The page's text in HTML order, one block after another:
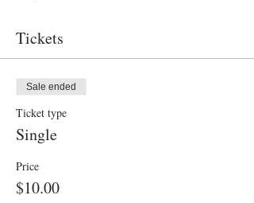
Tickets
Sale ended
Ticket type
Single
Price
$10.00